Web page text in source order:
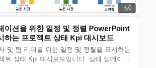
0
이션을 위한 일정 및 정렬 PowerPoint
하는 프로젝트 상태 Kpi 대시보드
및 팀 리더를 위한 일정 및 정렬을 표시하는
트 상태 Kpi 대시보드입니다. 상태 업데이트,